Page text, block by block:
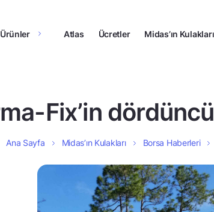
Ürünler Atlas Ücretler Midas’ın Kulakları
Fix’in
Ana Sayfa Midas’ın Kulakları Borsa Haberleri